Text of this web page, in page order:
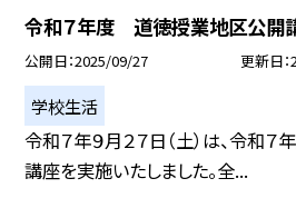
令和７年度 道徳授業地区公開
公開日 2025/09/27 更新日
学校生活
令和７年９月２７日（土）は、令和
講座を実施いたしました。全...